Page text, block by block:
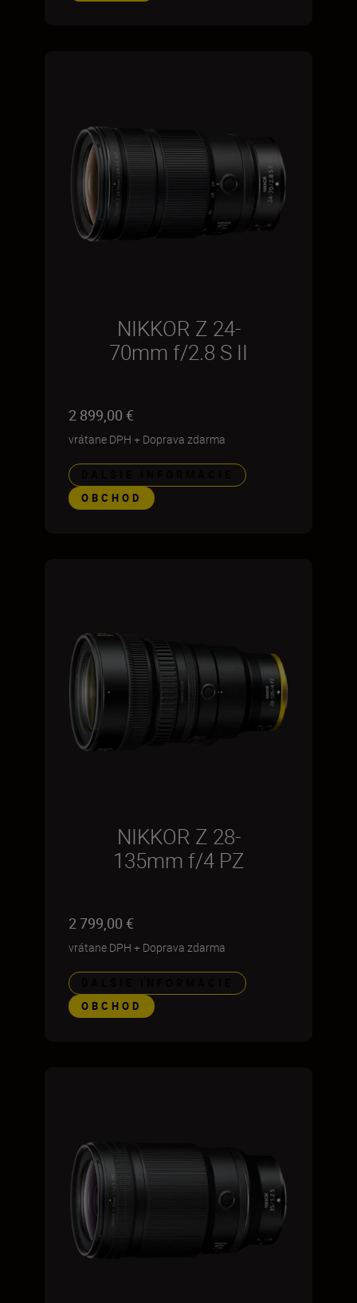
NIKKOR Z 24-
70mm f/2.8 S II
2 899,00 €
vrátane DPH + Doprava zdarma
OBCHOD
NIKKOR Z 28-
135mm f/4 PZ
2 799,00 €
vrátane DPH + Doprava zdarma
OBCHOD